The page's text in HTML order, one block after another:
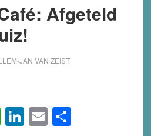
Afgeteld
JAN VAN ZEIST
WhatsApp
LinkedIn
EmailShare